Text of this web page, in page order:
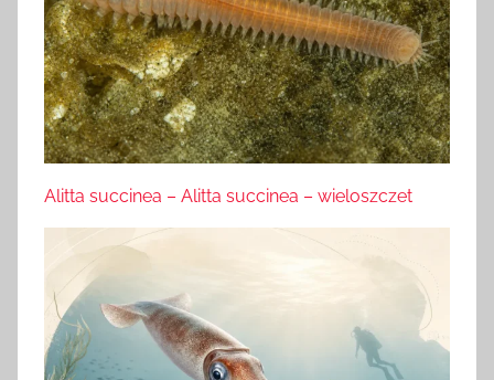
Alitta succinea – Alitta succinea – wieloszczet